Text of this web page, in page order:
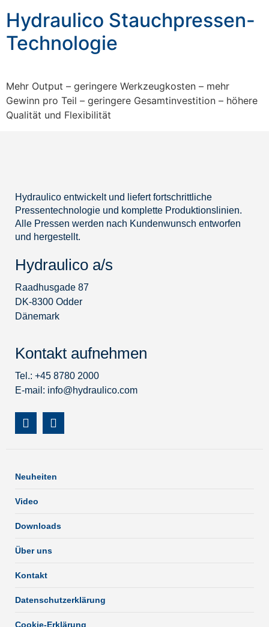
Hydraulico Stauchpressen-
Technologie
Mehr Output – geringere Werkzeugkosten – mehr
Gewinn pro Teil – geringere Gesamtinvestition – höhere
Qualität und Flexibilität
Hydraulico entwickelt und liefert fortschrittliche
Pressentechnologie und komplette Produktionslinien.
Alle Pressen werden nach Kundenwunsch entworfen
und hergestellt.
Hydraulico a/s
Raadhusgade 87
DK-8300 Odder
Dänemark
Kontakt aufnehmen
Tel.: +45 8780 2000
E-mail: info@hydraulico.com
Neuheiten
Video
Downloads
Über uns
Kontakt
Datenschutzerklärung
Cookie-Erklärung